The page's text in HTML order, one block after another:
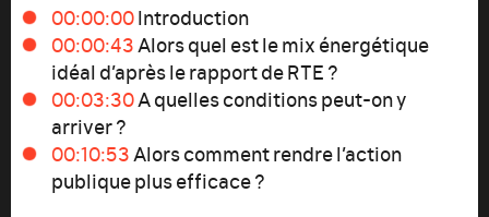
00:00:00Introduction
00:00:43Alors quel est le mix énergétique
idéal d’après le rapport de RTE ?
00:03:30A quelles conditions peut-on y
arriver ?
00:10:53Alors comment rendre l’action
publique plus efficace ?